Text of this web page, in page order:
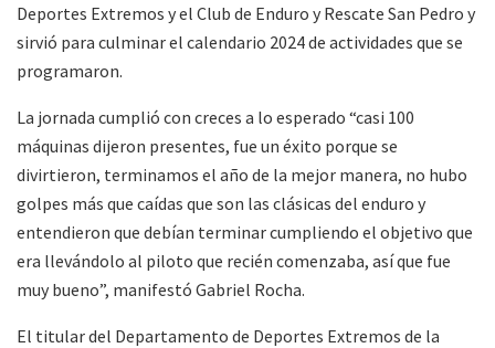
Deportes Extremos y el Club de Enduro y Rescate San Pedro y
sirvió para culminar el calendario 2024 de actividades que se
programaron.
La jornada cumplió con creces a lo esperado “casi 100
máquinas dijeron presentes, fue un éxito porque se
divirtieron, terminamos el año de la mejor manera, no hubo
golpes más que caídas que son las clásicas del enduro y
entendieron que debían terminar cumpliendo el objetivo que
era llevándolo al piloto que recién comenzaba, así que fue
muy bueno”, manifestó Gabriel Rocha.
El titular del Departamento de Deportes Extremos de la